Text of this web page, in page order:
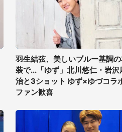
羽生結弦、美しいブルー基調
装で...「ゆず」北川悠仁・岩沢
治と3ショット ゆず×ゆづコラ
ファン歓喜